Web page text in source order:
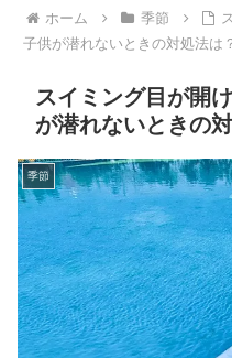
ホーム 季節
子供が潜れないときの対処法は
スイミング目が開
が潜れないときの
季節